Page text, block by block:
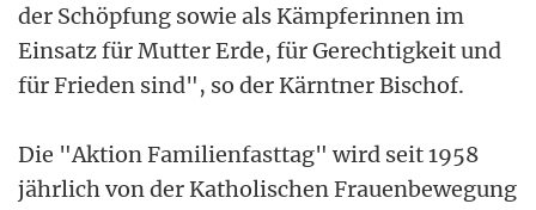
der Schöpfung sowie als Kämpferinnen im
Einsatz für Mutter Erde, für Gerechtigkeit und
für Frieden sind", so der Kärntner Bischof.
Die "Aktion Familienfasttag" wird seit 1958
jährlich von der Katholischen Frauenbewegung